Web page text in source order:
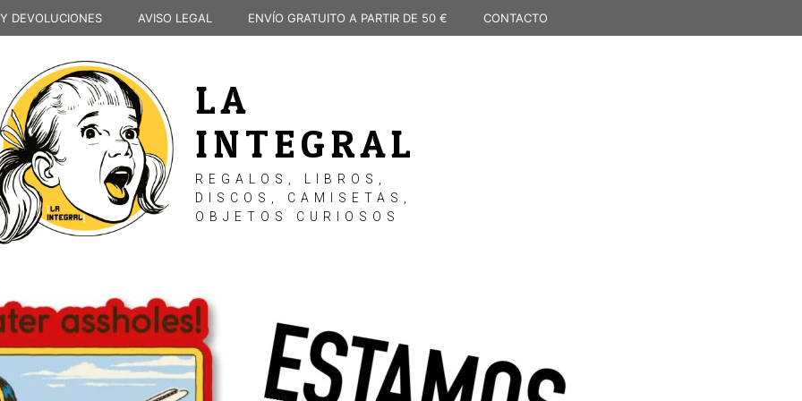
DEVOLUCIONES AVISO LEGAL ENVÍO GRATUITO A PARTIR DE 50 € CONTACTO
LA
INTEGRAL
REGALOS, LIBROS,
DISCOS, CAMISETAS,
OBJETOS CURIOSOS